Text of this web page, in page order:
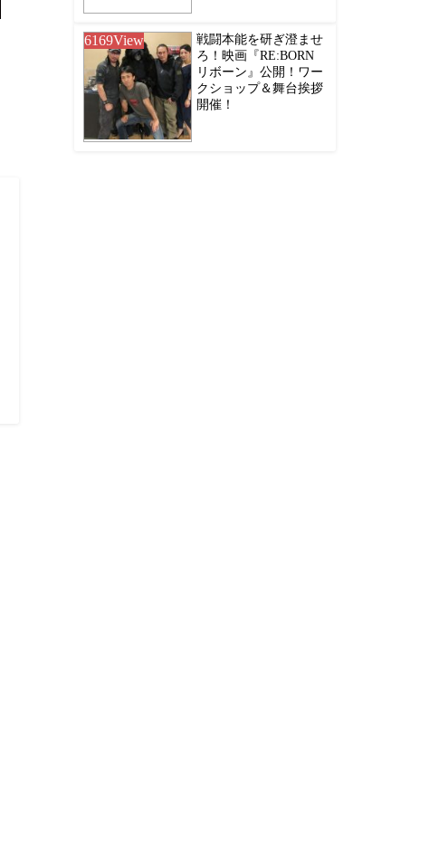
6169View
戦闘本能を研ぎ澄ませ
ろ！映画『RE:BORN
リボーン』公開！ワー
クショップ＆舞台挨拶
開催！